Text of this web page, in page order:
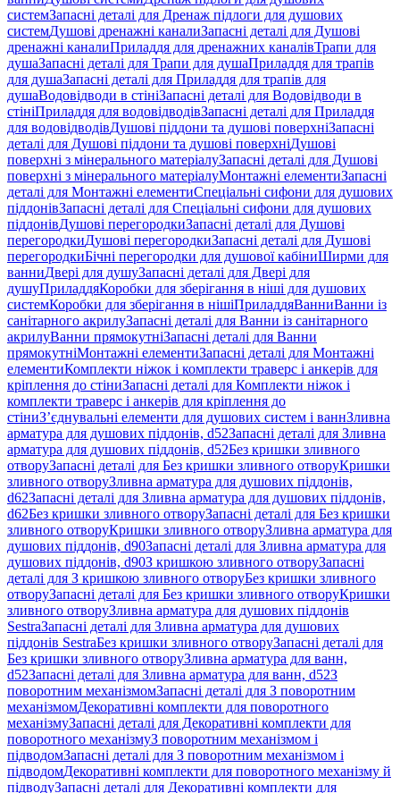
системЗапасні деталі для Дренаж підлоги для душових
системДушові дренажні каналиЗапасні деталі для Душові
дренажні каналиПриладдя для дренажних каналівТрапи для
душаЗапасні деталі для Трапи для душаПриладдя для трапів
для душаЗапасні деталі для Приладдя для трапів для
душаВодовідводи в стініЗапасні деталі для Водовідводи в
стініПриладдя для водовідводівЗапасні деталі для Приладдя
для водовідводівДушові піддони та душові поверхніЗапасні
деталі для Душові піддони та душові поверхніДушові
поверхні з мінерального матеріалуЗапасні деталі для Душові
поверхні з мінерального матеріалуМонтажні елементиЗапасні
деталі для Монтажні елементиСпеціальні сифони для душових
піддонівЗапасні деталі для Спеціальні сифони для душових
піддонівДушові перегородкиЗапасні деталі для Душові
перегородкиДушові перегородкиЗапасні деталі для Душові
перегородкиБічні перегородки для душової кабіниШирми для
ванниДвері для душуЗапасні деталі для Двері для
душуПриладдяКоробки для зберігання в ніші для душових
системКоробки для зберігання в нішіПриладдяВанниВанни із
санітарного акрилуЗапасні деталі для Ванни із санітарного
акрилуВанни прямокутніЗапасні деталі для Ванни
прямокутніМонтажні елементиЗапасні деталі для Монтажні
елементиКомплекти ніжок і комплекти траверс і анкерів для
кріплення до стіниЗапасні деталі для Комплекти ніжок і
комплекти траверс і анкерів для кріплення до
стіниЗ’єднувальні елементи для душових систем і ваннЗливна
арматура для душових піддонів, d52Запасні деталі для Зливна
арматура для душових піддонів, d52Без кришки зливного
отворуЗапасні деталі для Без кришки зливного отворуКришки
зливного отворуЗливна арматура для душових піддонів,
d62Запасні деталі для Зливна арматура для душових піддонів,
d62Без кришки зливного отворуЗапасні деталі для Без кришки
зливного отворуКришки зливного отворуЗливна арматура для
душових піддонів, d90Запасні деталі для Зливна арматура для
душових піддонів, d90З кришкою зливного отворуЗапасні
деталі для З кришкою зливного отворуБез кришки зливного
отворуЗапасні деталі для Без кришки зливного отворуКришки
зливного отворуЗливна арматура для душових піддонів
SestraЗапасні деталі для Зливна арматура для душових
піддонів SestraБез кришки зливного отворуЗапасні деталі для
Без кришки зливного отворуЗливна арматура для ванн,
d52Запасні деталі для Зливна арматура для ванн, d52З
поворотним механізмомЗапасні деталі для З поворотним
механізмомДекоративні комплекти для поворотного
механізмуЗапасні деталі для Декоративні комплекти для
поворотного механізмуЗ поворотним механізмом і
підводомЗапасні деталі для З поворотним механізмом і
підводомДекоративні комплекти для поворотного механізму й
підводуЗапасні деталі для Декоративні комплекти для